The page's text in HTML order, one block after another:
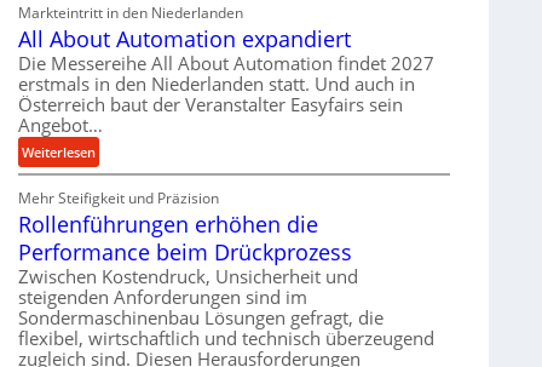
r
s
o
r
g
u
n
g
e
n
t
p
a
n
n
c
h
i
n
e
n
a
u
-
B
e
s
t
Markteintritt in den Niederlanden
All About Automation expandiert
Die Messereihe All About Automation findet 2027
erstmals in den Niederlanden statt. Und auch in
Österreich baut der Veranstalter Easyfairs sein
Angebot…
Weiterlesen:
A
l
l
b
o
u
t
A
Mehr Steifigkeit und Präzision
Rollenführungen erhöhen die
Performance beim Drückprozess
Zwischen Kostendruck, Unsicherheit und
steigenden Anforderungen sind im
Sondermaschinenbau Lösungen gefragt, die
flexibel, wirtschaftlich und technisch überzeugend
zugleich sind. Diesen Herausforderungen